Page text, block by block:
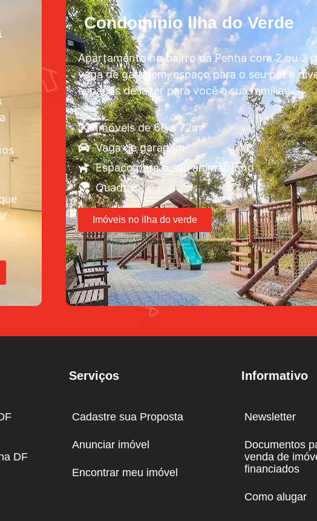
Condomínio llha do Verde
Apartamento no bairro da Penha com 2 ou 3
vaga de garagem, espaço para o seu pet e
espaços de lazer para você e sua família
Imóveis de 60 a 72m²
Vaga de garagem
Espaço para o seu animalzinho
Quadras
Imóveis no ilha do verde
DF
Serviços
Cadastre sua Proposta
Anunciar imóvel
Encontrar meu imóvel
Informativo
Newsletter
Documentos
venda de
financiados
Como alugar